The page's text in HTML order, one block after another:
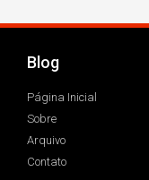
Blog
Página Inicial
Sobre
Arquivo
Contato